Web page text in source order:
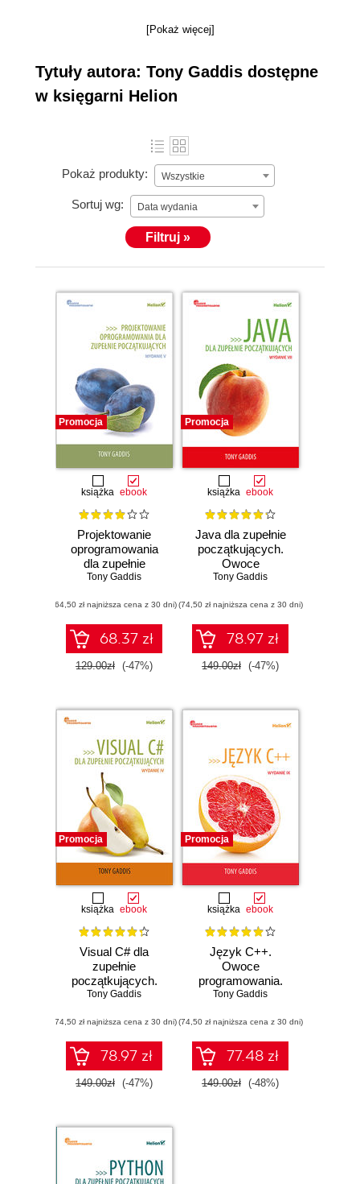
[Pokaż więcej]
Tytuły autora: Tony Gaddis dostępne
w księgarni Helion
Pokaż produkty: Wszystkie
Sortuj wg: Data wydania
Filtruj »
Promocja
książka ebook
Projektowanie
oprogramowania
dla zupełnie
początkujących.
programowania.
Wydanie V
Tony Gaddis
(64,50 zł najniższa cena z 30 dni)
68.37 zł
129.00zł (-47%)
Promocja
książka ebook
Java dla zupełnie
początkujących.
Owoce
programowania.
Tony Gaddis
(74,50 zł najniższa cena z 30 dni)
78.97 zł
149.00zł (-47%)
Promocja
książka ebook
Visual C# dla
zupełnie
początkujących.
Owoce
Wydanie IV
Tony Gaddis
(74,50 zł najniższa cena z 30 dni)
78.97 zł
149.00zł (-47%)
Promocja
książka ebook
Język C++.
Owoce
programowania.
Wydanie IX
Tony Gaddis
(74,50 zł najniższa cena z 30 dni)
77.48 zł
149.00zł (-48%)